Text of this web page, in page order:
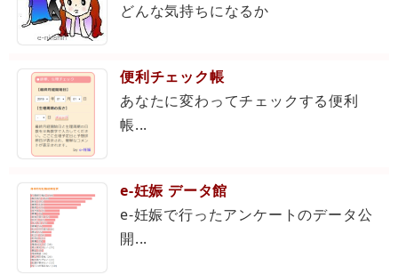
どんな気持ちになるか
便利チェック帳
あなたに変わってチェックする便利
帳...
e-妊娠 データ館
e-妊娠で行ったアンケートのデータ公
開...